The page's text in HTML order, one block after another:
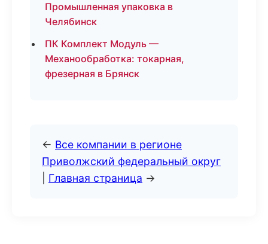
Промышленная упаковка в
Челябинск
ПК Комплект Модуль —
Механообработка: токарная,
фрезерная в Брянск
← Все компании в регионе
Приволжский федеральный округ
Главная страница →